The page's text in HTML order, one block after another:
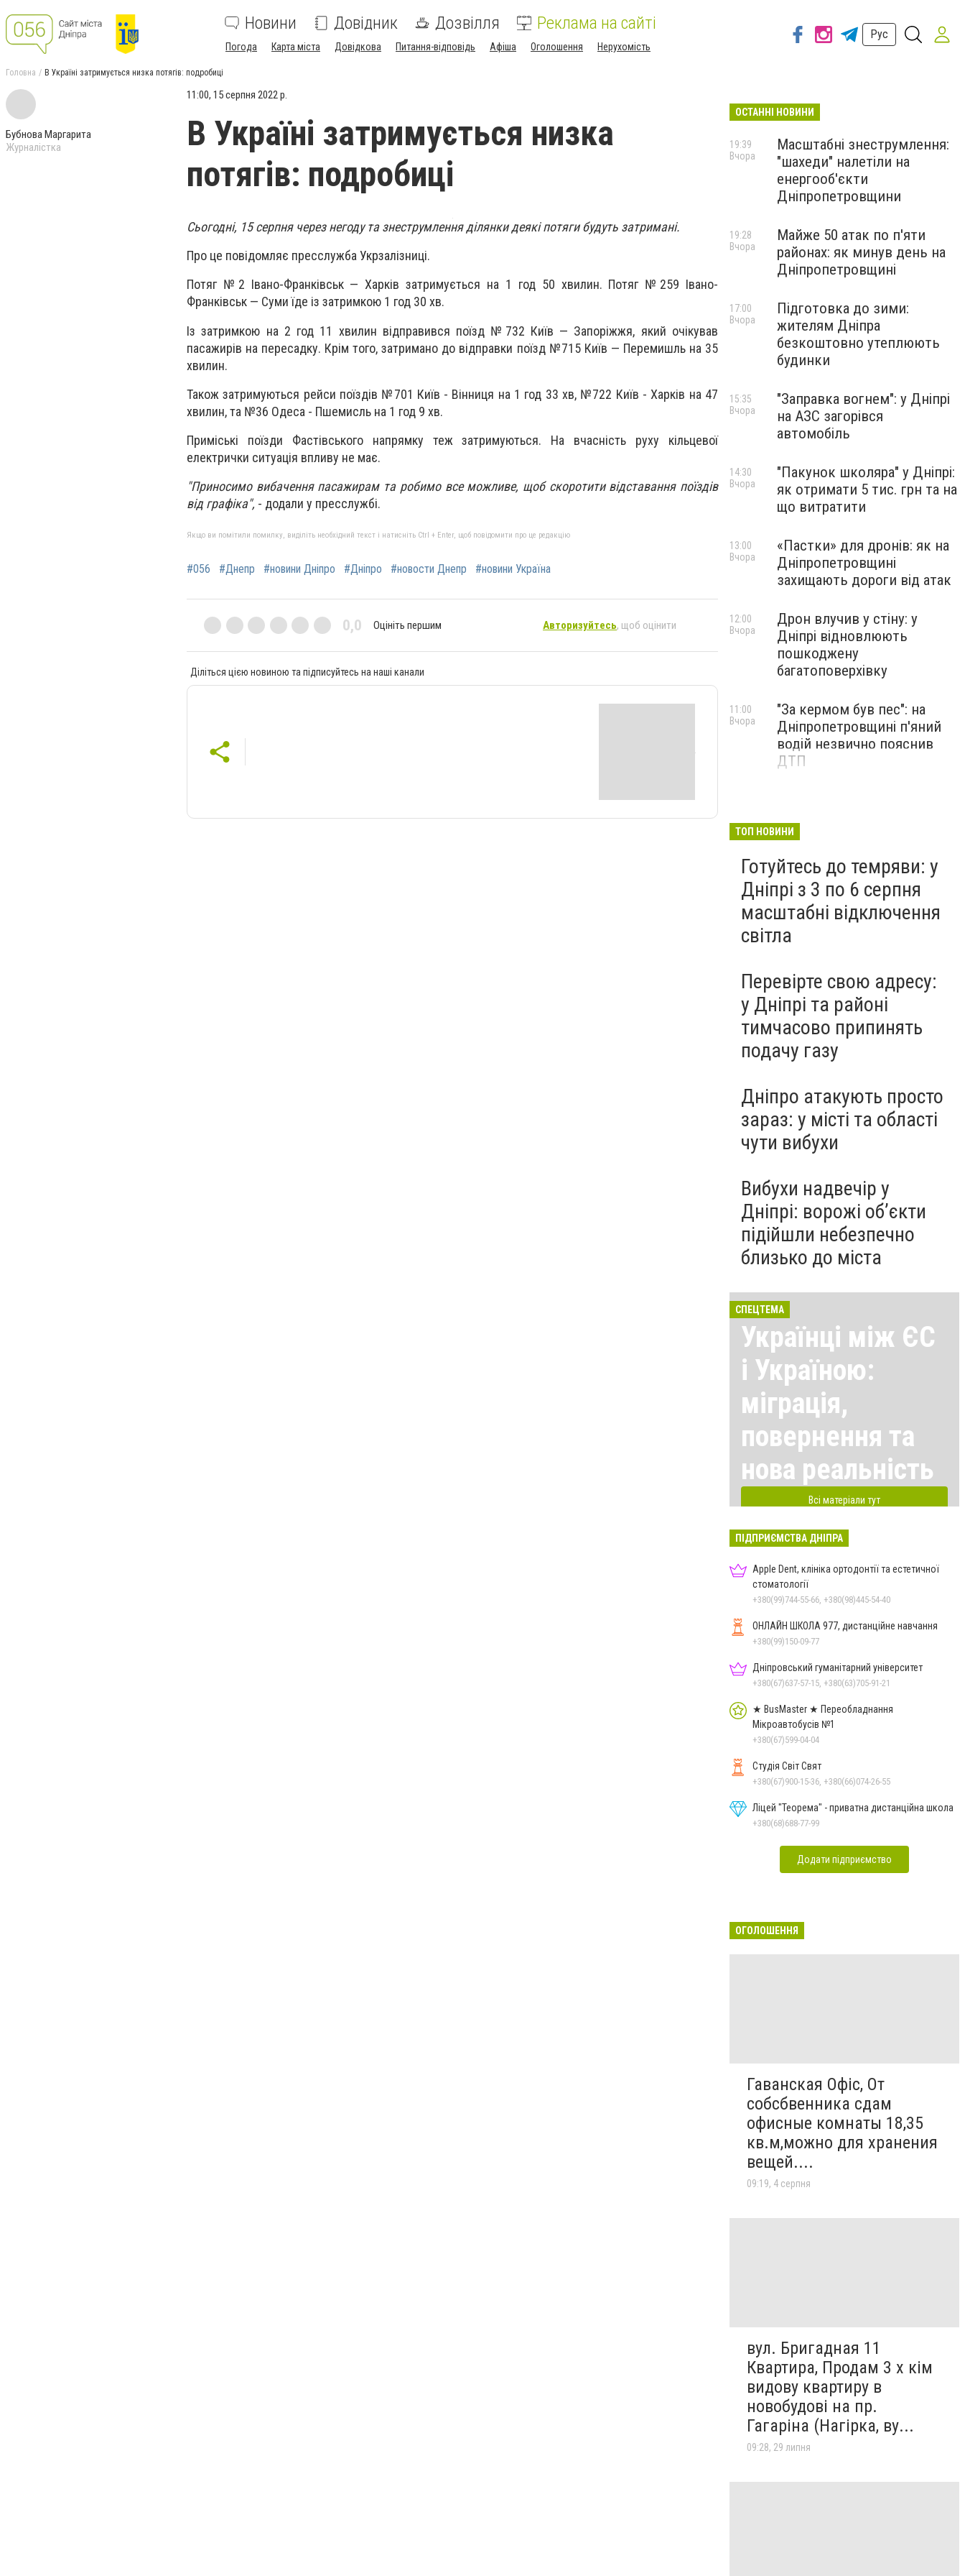
Новини Довідник Дозвілля Реклама на сайті
Погода Карта міста Довідкова Питання-відповідь Афіша Оголошення Нерухомість
Рус
Головна В Україні затримується низка потягів: подробиці
Бубнова Маргарита
Журналістка
11:00, 15 серпня 2022 р.
В Україні затримується низка
потягів: подробиці
Сьогодні, 15 серпня через негоду та знеструмлення ділянки деякі потяги будуть затримані.
Про це повідомляє пресслужба Укрзалізниці.
Потяг №2 Івано-Франківськ — Харків затримується на 1 год 50 хвилин. Потяг №259 Івано-
Франківськ — Суми їде із затримкою 1 год 30 хв.
Із затримкою на 2 год 11 хвилин відправився поїзд №732 Київ — Запоріжжя, який очікував
пасажирів на пересадку. Крім того, затримано до відправки поїзд №715 Київ — Перемишль на 35
хвилин.
Також затримуються рейси поїздів №701 Київ - Вінниця на 1 год 33 хв, №722 Київ - Харків на 47
хвилин, та №36 Одеса - Пшемисль на 1 год 9 хв.
Приміські поїзди Фастівського напрямку теж затримуються. На вчасність руху кільцевої
електрички ситуація впливу не має.
"Приносимо вибачення пасажирам та робимо все можливе, щоб скоротити відставання поїздів
від графіка", - додали у пресслужбі.
Якщо ви помітили помилку, виділіть необхідний текст і натисніть Ctrl + Enter, щоб повідомити про це редакцію
#056 #Днепр #новини Дніпро #Дніпро #новости Днепр #новини Україна
0,0 Оцініть першим Авторизуйтесь, щоб оцінити
Діліться цією новиною та підписуйтесь на наші канали
ОСТАННІ НОВИНИ
Масштабні знеструмлення:
"шахеди" налетіли на
енергооб'єкти
Дніпропетровщини
19:39
Вчора
Майже 50 атак по п'яти
районах: як минув день на
Дніпропетровщині
19:28
Вчора
Підготовка до зими:
жителям Дніпра
безкоштовно утеплюють
будинки
17:00
Вчора
"Заправка вогнем": у Дніпрі
на АЗС загорівся
автомобіль
15:35
Вчора
"Пакунок школяра" у Дніпрі:
як отримати 5 тис. грн та на
що витратити
14:30
Вчора
«Пастки» для дронів: як на
Дніпропетровщині
захищають дороги від атак
13:00
Вчора
Дрон влучив у стіну: у
Дніпрі відновлюють
пошкоджену
багатоповерхівку
12:00
Вчора
"За кермом був пес": на
Дніпропетровщині п'яний
водій незвично пояснив
ДТП
11:00
Вчора
ТОП НОВИНИ
Готуйтесь до темряви: у
Дніпрі з 3 по 6 серпня
масштабні відключення
світла
Перевірте свою адресу:
у Дніпрі та районі
тимчасово припинять
подачу газу
Дніпро атакують просто
зараз: у місті та області
чути вибухи
Вибухи надвечір у
Дніпрі: ворожі об’єкти
підійшли небезпечно
близько до міста
СПЕЦТЕМА
Українці між ЄС
і Україною:
міграція,
повернення та
нова реальність
Всі матеріали тут
ПІДПРИЄМСТВА ДНІПРА
Apple Dent, клініка ортодонтії та естетичної
стоматології
+380(99)744-55-66, +380(98)445-54-40
ОНЛАЙН ШКОЛА 977, дистанційне навчання
+380(99)150-09-77
Дніпровський гуманітарний університет
+380(67)637-57-15, +380(63)705-91-21
★ BusMaster ★ Переобладнання
Мікроавтобусів №1
+380(67)599-04-04
Студія Світ Свят
+380(67)900-15-36, +380(66)074-26-55
Ліцей "Теорема" - приватна дистанційна школа
+380(68)688-77-99
Додати підприємство
ОГОЛОШЕННЯ
Гаванская Офіс, От
собсбвенника сдам
офисные комнаты 18,35
кв.м,можно для хранения
вещей....
09:19, 4 серпня
вул. Бригадная 11
Квартира, Продам 3 х кім
видову квартиру в
новобудові на пр.
Гагаріна (Нагірка, ву...
09:28, 29 липня